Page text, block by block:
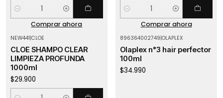
Cantidad
Comprar ahora
Cantidad
Comprar ahora
NEW441|CLOE
CLOE SHAMPO CLEAR
LIMPIEZA PROFUNDA
1000ml
$29.900
896364002749|OLAPLEX
Olaplex n°3 hair perfector
100ml
$34.990